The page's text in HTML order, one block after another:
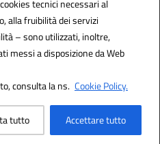
tecnici necessari al
alla fruibilità dei servizi
– sono utilizzati, inoltre,
messi a disposizione da Web
consulta la ns. Cookie Policy.
tutto Accettare tutto
(IPA): istsc_bsis01800p
by 3D Solution S.r.l.
by Designers Italia